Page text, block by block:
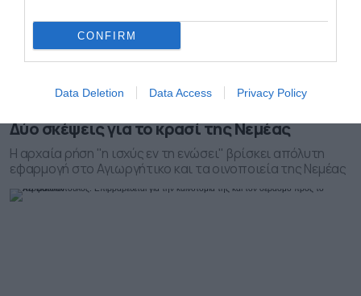
CONFIRM
Data Deletion Data Access Privacy Policy
01.09.2023
Δύο σκέψεις για το κρασί της Νεμέας
Η αρχαία ρήση "η ισχύς εν τη ενώσει" βρίσκει απόλυτη
εφαρμογή στο Αγιωργήτικο και τα οινοποιεία της Νεμέας